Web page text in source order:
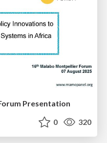
Presentation
0 320